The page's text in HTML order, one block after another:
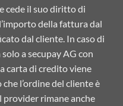
cede il suo diritto di
della fattura dal
dal cliente. In caso di
a secupay AG con
carta di credito viene
l’ordine del cliente è
rimane anche